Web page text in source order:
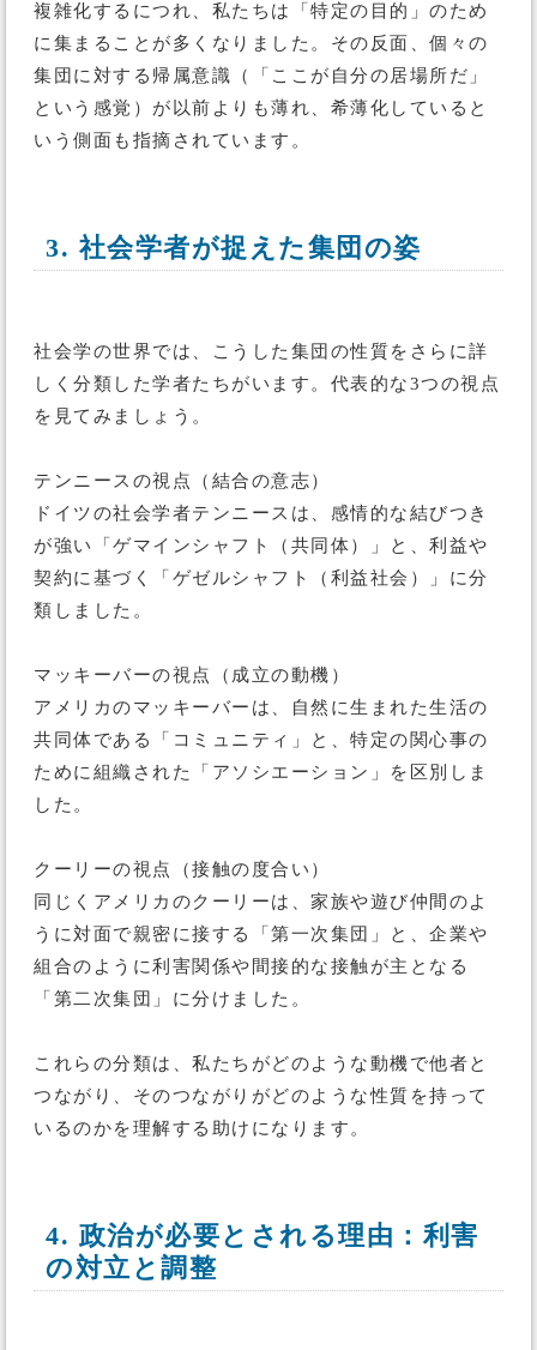
複雑化するにつれ、私たちは「特定の目的」のため
に集まることが多くなりました。その反面、個々の
集団に対する帰属意識（「ここが自分の居場所だ」
という感覚）が以前よりも薄れ、希薄化していると
いう側面も指摘されています。
3. 社会学者が捉えた集団の姿
社会学の世界では、こうした集団の性質をさらに詳
しく分類した学者たちがいます。代表的な3つの視点
を見てみましょう。
テンニースの視点（結合の意志）
ドイツの社会学者テンニースは、感情的な結びつき
が強い「ゲマインシャフト（共同体）」と、利益や
契約に基づく「ゲゼルシャフト（利益社会）」に分
類しました。
マッキーバーの視点（成立の動機）
アメリカのマッキーバーは、自然に生まれた生活の
共同体である「コミュニティ」と、特定の関心事の
ために組織された「アソシエーション」を区別しま
した。
クーリーの視点（接触の度合い）
同じくアメリカのクーリーは、家族や遊び仲間のよ
うに対面で親密に接する「第一次集団」と、企業や
組合のように利害関係や間接的な接触が主となる
「第二次集団」に分けました。
これらの分類は、私たちがどのような動機で他者と
つながり、そのつながりがどのような性質を持って
いるのかを理解する助けになります。
4. 政治が必要とされる理由：利害
の対立と調整